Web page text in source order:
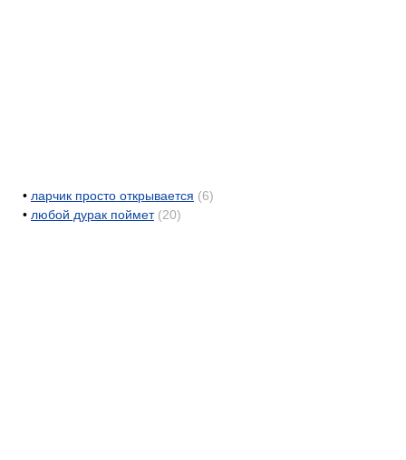
• ларчик просто открывается (6)
• любой дурак поймет (20)